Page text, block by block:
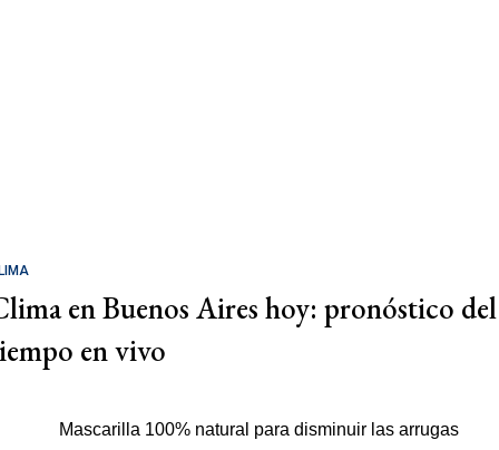
en Buenos Aires hoy: pronóstico del
en vivo